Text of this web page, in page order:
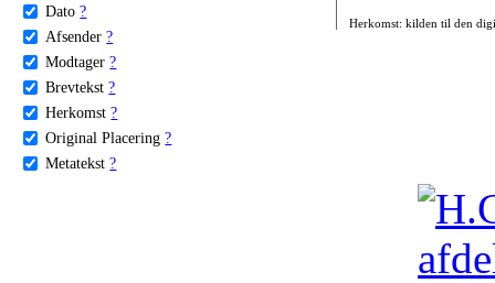
Dato ?
Afsender ?
Modtager ?
Brevtekst ?
Herkomst ?
Original Placering ?
Metatekst ?
Herkomst: kilden til den